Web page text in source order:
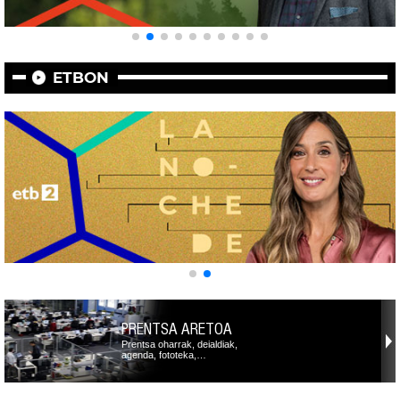
ETBON
PRENTSA ARETOA
Prentsa oharrak, deialdiak,
agenda, fototeka,…